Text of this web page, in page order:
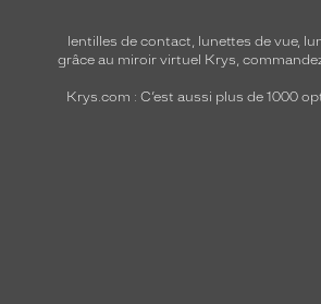
lentilles de contact, lunettes de vue,
grâce au miroir virtuel Krys,
Krys.com : C’est aussi plus de 1000